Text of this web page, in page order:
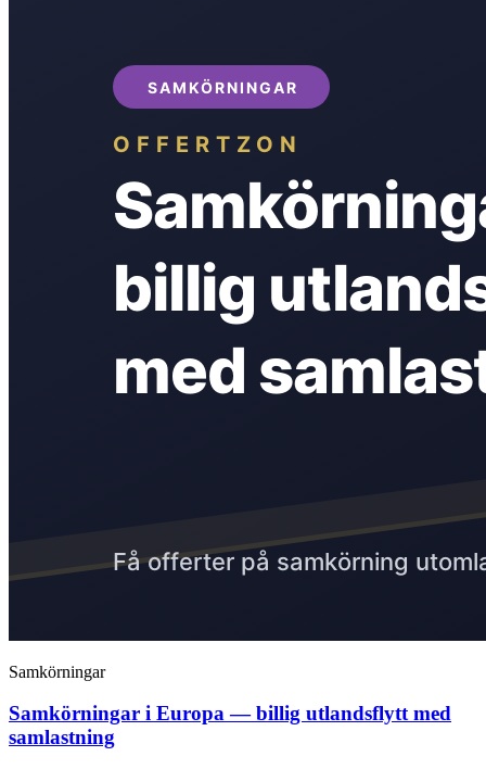
Samkörningar
Samkörningar i Europa — billig utlandsflytt med
samlastning